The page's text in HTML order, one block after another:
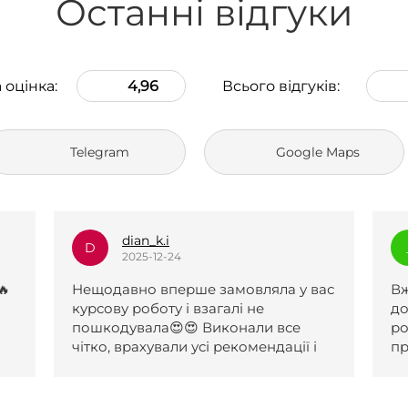
Останні відгуки
4,96 Всього відгуків:
Telegram Google Maps
_ _l.e.k.s.a.n.a_
2025-12-23
Вже два рази зверталася по вашу
допомогу, роботи чудові. Першу
роботу прийняли після одної
правки, другу з першого разу. За